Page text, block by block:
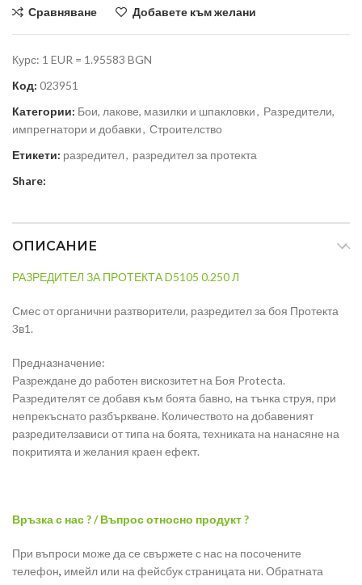
Сравняване Добавете към желани
Курс: 1 EUR = 1.95583 BGN
Код: 023951
Категории: Бои, лакове, мазилки и шпакловки, Разредители,
импрегнатори и добавки, Строителство
Етикети: разредител, разредител за протекта
Share:
ОПИСАНИЕ
РАЗРЕДИТЕЛ ЗА ПРОТЕКТА D5105 0.250 Л
Смес от органични разтворители, разредител за боя Протекта
3в1.
Предназначение:
Разреждане до работен вискозитет на Боя Protecta.
Разредителят се добавя към боята бавно, на тънка струя, при
непрекъснато разбъркване. Количеството на добавеният
разредителзависи от типа на боята, техниката на нанасяне на
покритията и желания краен ефект.
Връзка с нас ? / Въпрос относно продукт ?
При въпроси може да се свържете с нас на посочените
телефон, имейл или на фейсбук страницата ни. Обратната